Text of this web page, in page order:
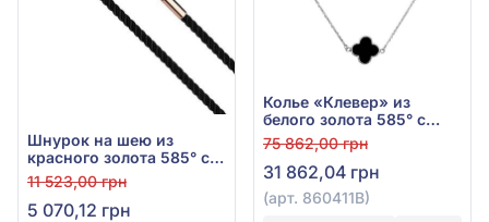
Шнурок на шею из
красного золота 585° с
чёрным текстилем, арт.
950058
11 523,00 грн
5 070,12 грн
Колье «Клевер» из
белого золота 585° с
чёрной эмалью, арт.
860411В
75 862,00 грн
31 862,04 грн
(арт. 860411В)